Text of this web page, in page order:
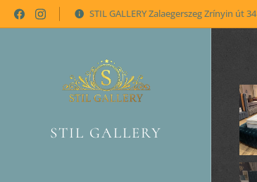
STIL GALLERY Zalaegerszeg Zrínyin út 34
STIL GALLERY